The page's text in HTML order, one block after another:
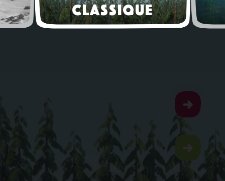
Classique